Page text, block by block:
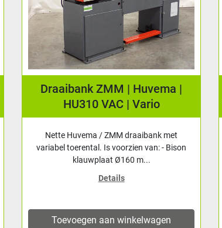
Draaibank ZMM | Huvema |
HU310 VAC | Vario
Nette Huvema / ZMM draaibank met
variabel toerental. Is voorzien van: - Bison
klauwplaat Ø160 m...
Details
Toevoegen aan winkelwagen